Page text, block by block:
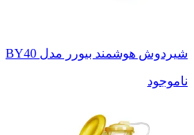
شیردوش هوشمند بیورر مدل BY40
ناموجود